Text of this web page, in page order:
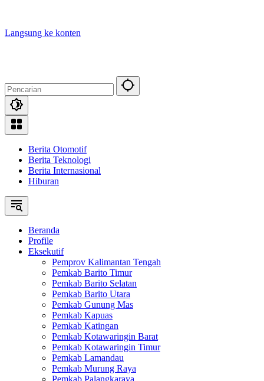
Langsung ke konten
Berita Otomotif
Berita Teknologi
Berita Internasional
Hiburan
Beranda
Profile
Eksekutif
Pemprov Kalimantan Tengah
Pemkab Barito Timur
Pemkab Barito Selatan
Pemkab Barito Utara
Pemkab Gunung Mas
Pemkab Kapuas
Pemkab Katingan
Pemkab Kotawaringin Barat
Pemkab Kotawaringin Timur
Pemkab Lamandau
Pemkab Murung Raya
Pemkab Palangkaraya